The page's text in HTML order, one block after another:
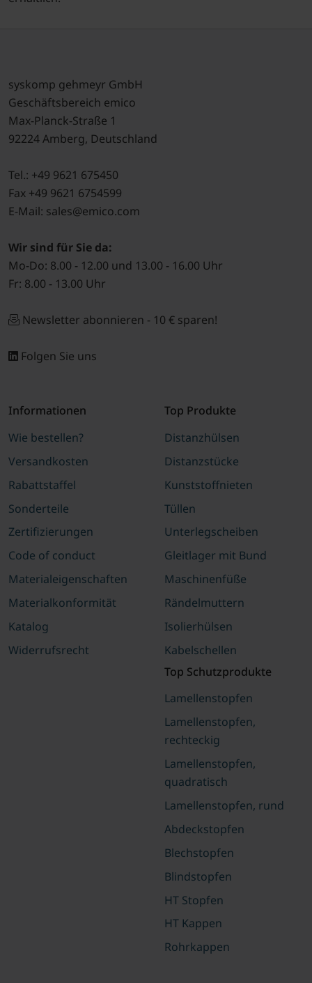
syskomp gehmeyr GmbH
Geschäftsbereich emico
Max-Planck-Straße 1
92224 Amberg, Deutschland
Tel.: +49 9621 675450
Fax +49 9621 6754599
E-Mail: sales@emico.com
Wir sind für Sie da:
Mo-Do: 8.00 - 12.00 und 13.00 - 16.00 Uhr
Fr: 8.00 - 13.00 Uhr
Newsletter abonnieren - 10 € sparen!
Folgen Sie uns
Informationen
Wie bestellen?
Versandkosten
Rabattstaffel
Sonderteile
Zertifizierungen
Code of conduct
Materialeigenschaften
Materialkonformität
Katalog
Widerrufsrecht
Top Produkte
Distanzhülsen
Distanzstücke
Kunststoffnieten
Tüllen
Unterlegscheiben
Gleitlager mit Bund
Maschinenfüße
Rändelmuttern
Isolierhülsen
Kabelschellen
Top Schutzprodukte
Lamellenstopfen
Lamellenstopfen,
rechteckig
Lamellenstopfen,
quadratisch
Lamellenstopfen, rund
Abdeckstopfen
Blechstopfen
Blindstopfen
HT Stopfen
HT Kappen
Rohrkappen